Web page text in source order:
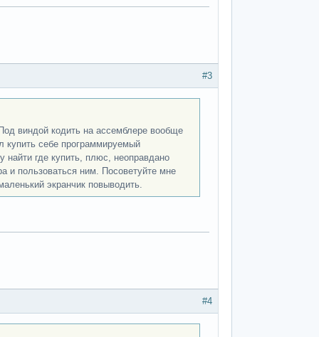
#3
виндой кодить на ассемблере вообще
купить себе программируемый
найти где купить, плюс, неоправдано
и пользоваться ним. Посоветуйте мне
экранчик повыводить.
#4